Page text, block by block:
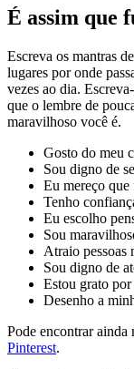
É assim que
Escreva os mantras
lugares por onde
vezes ao dia.
que o lembre de
maravilhoso você é.
Gosto do meu
Sou digno de
Eu mereço que
Tenho
Eu escolho
Sou
Atraio pessoas
Sou digno de
Estou grato
Desenho a
Pode encontrar ainda
Pinterest.